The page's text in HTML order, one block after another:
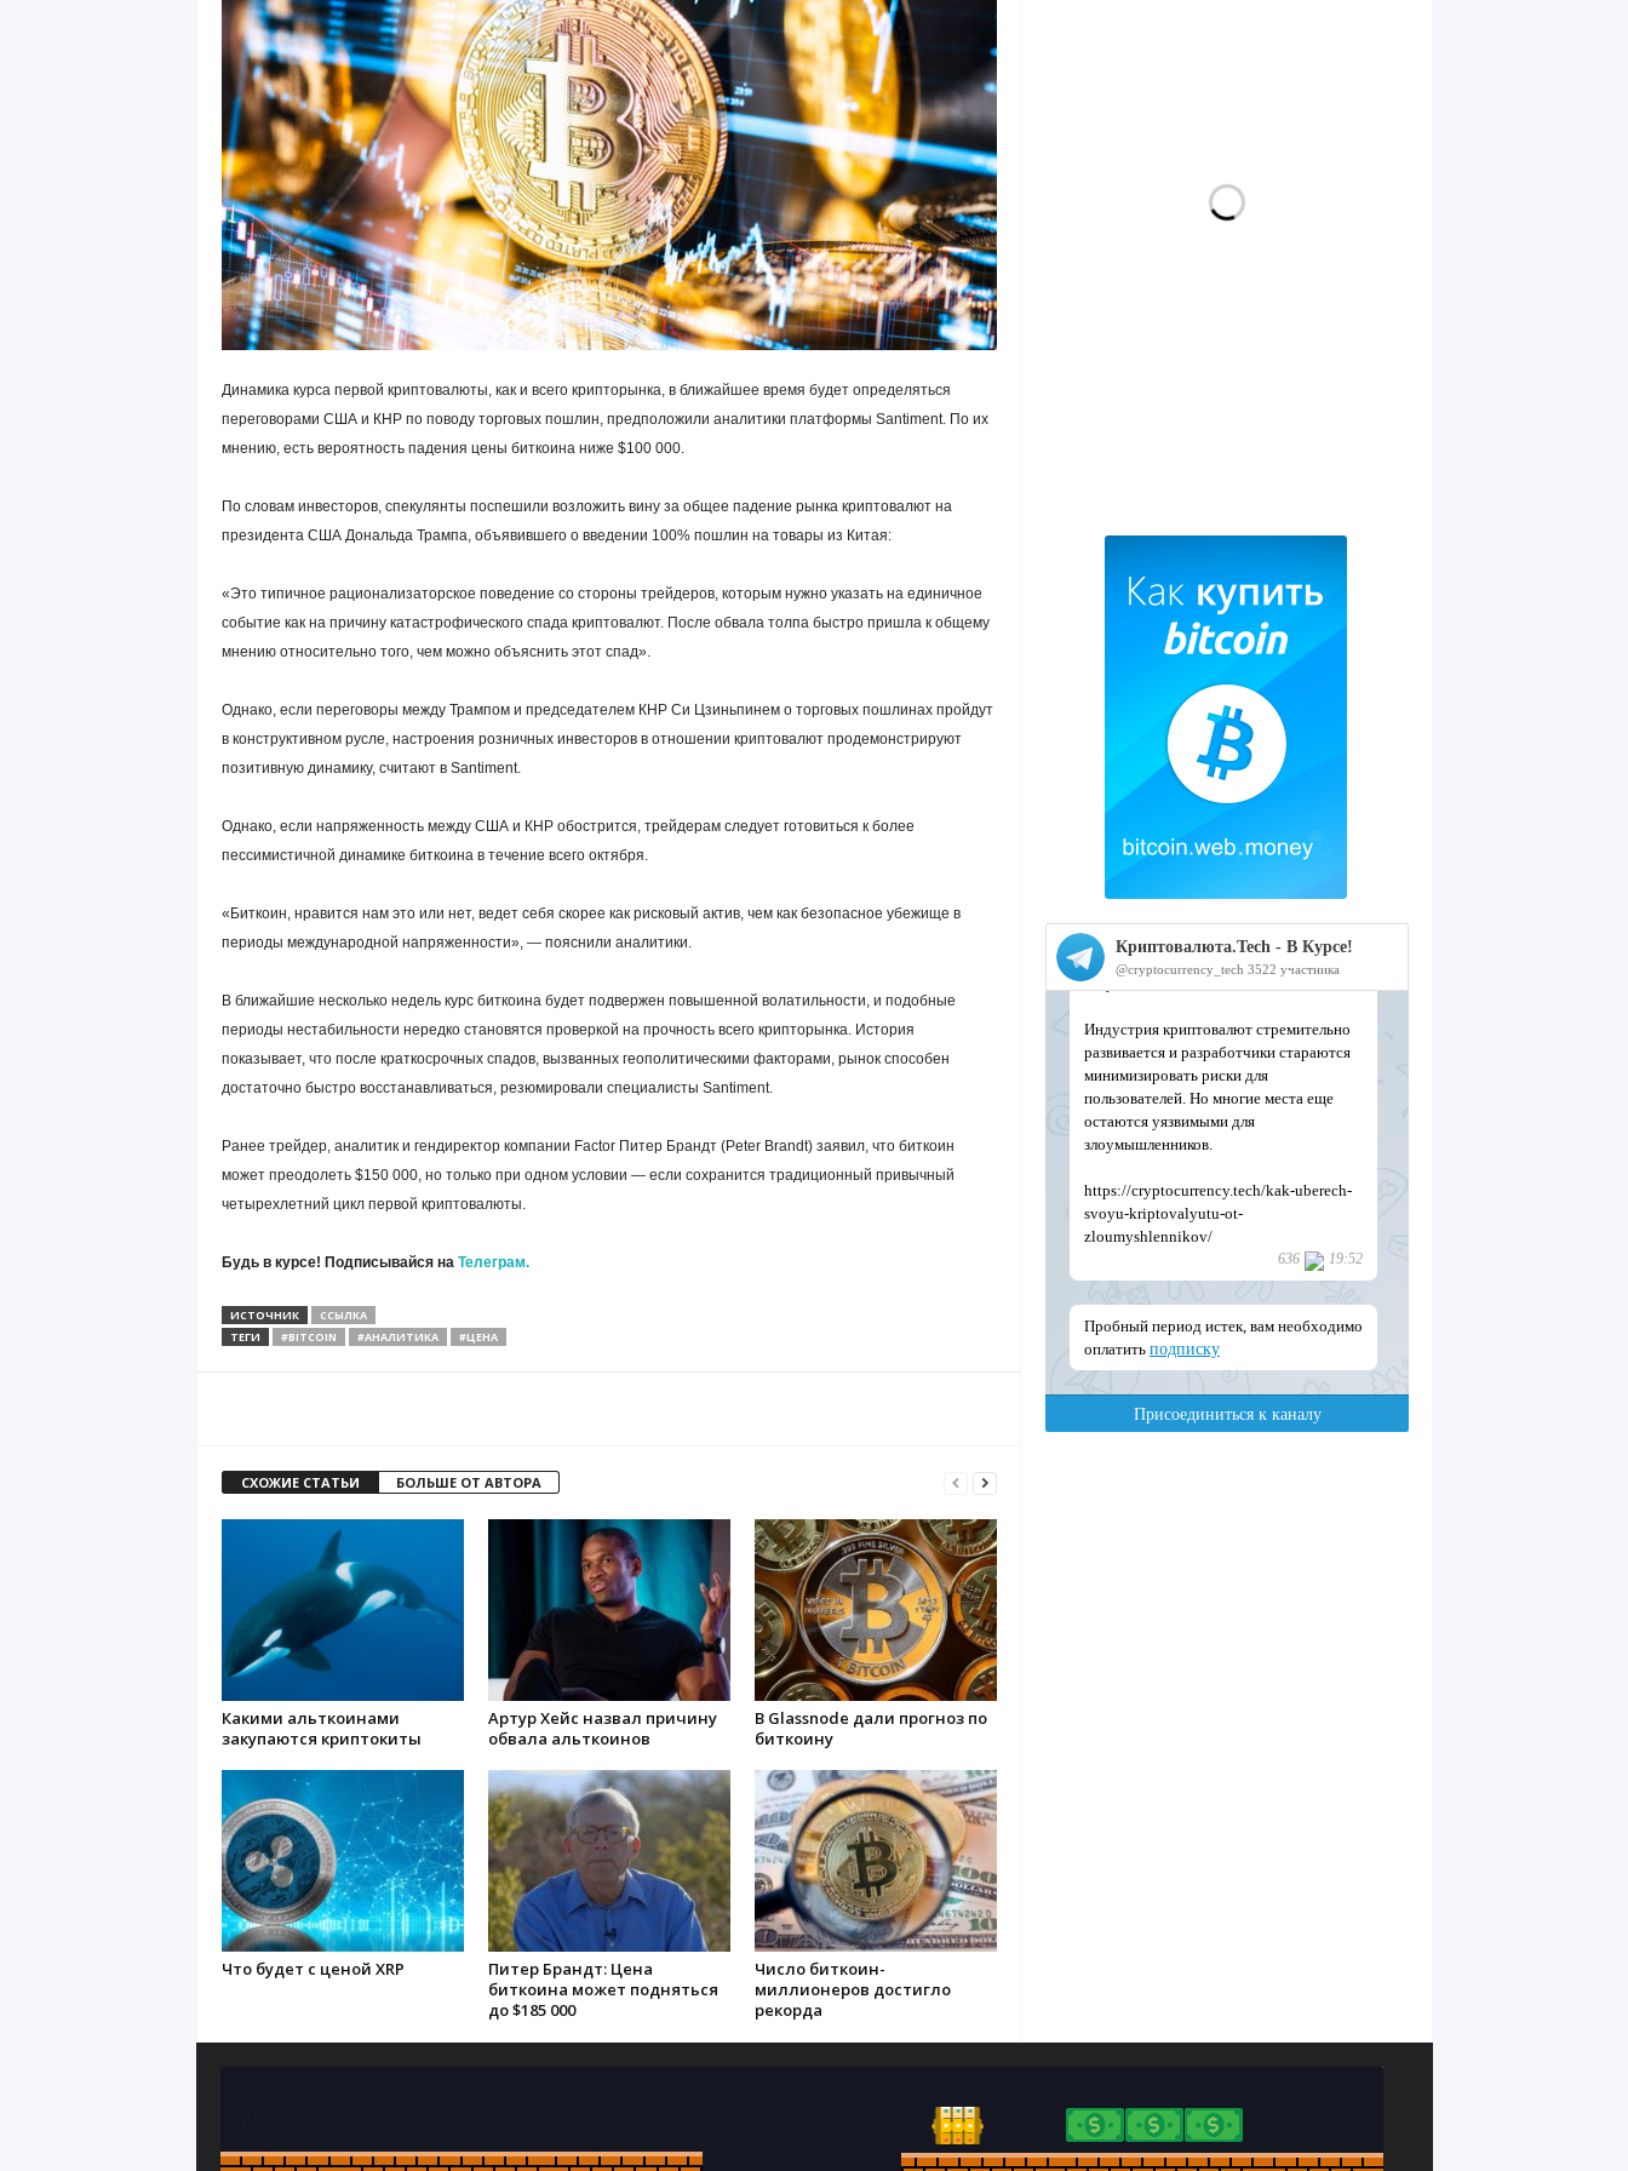
Динамика курса первой криптовалюты, как и всего крипторынка, в ближайшее время будет определяться
переговорами США и КНР по поводу торговых пошлин, предположили аналитики платформы Santiment. По их
мнению, есть вероятность падения цены биткоина ниже $100 000.
По словам инвесторов, спекулянты поспешили возложить вину за общее падение рынка криптовалют на
президента США Дональда Трампа, объявившего о введении 100% пошлин на товары из Китая:
«Это типичное рационализаторское поведение со стороны трейдеров, которым нужно указать на единичное
событие как на причину катастрофического спада криптовалют. После обвала толпа быстро пришла к общему
мнению относительно того, чем можно объяснить этот спад».
Однако, если переговоры между Трампом и председателем КНР Си Цзиньпинем о торговых пошлинах пройдут
в конструктивном русле, настроения розничных инвесторов в отношении криптовалют продемонстрируют
позитивную динамику, считают в Santiment.
Однако, если напряженность между США и КНР обострится, трейдерам следует готовиться к более
пессимистичной динамике биткоина в течение всего октября.
«Биткоин, нравится нам это или нет, ведет себя скорее как рисковый актив, чем как безопасное убежище в
периоды международной напряженности», — пояснили аналитики.
В ближайшие несколько недель курс биткоина будет подвержен повышенной волатильности, и подобные
периоды нестабильности нередко становятся проверкой на прочность всего крипторынка. История
показывает, что после краткосрочных спадов, вызванных геополитическими факторами, рынок способен
достаточно быстро восстанавливаться, резюмировали специалисты Santiment.
Ранее трейдер, аналитик и гендиректор компании Factor Питер Брандт (Peter Brandt) заявил, что биткоин
может преодолеть $150 000, но только при одном условии — если сохранится традиционный привычный
четырехлетний цикл первой криптовалюты.
Будь в курсе! Подписывайся на Телеграм.
ИСТОЧНИК
ССЫЛКА
ТЕГИ
#BITCOIN #АНАЛИТИКА #ЦЕНА
СХОЖИЕ СТАТЬИ БОЛЬШЕ ОТ АВТОРА
Какими альткоинами
закупаются криптокиты
Артур Хейс назвал причину
обвала альткоинов
В Glassnode дали прогноз по
биткоину
Что будет с ценой XRP
Питер Брандт: Цена
биткоина может подняться
до $185 000
Число биткоин-
миллионеров достигло
рекорда